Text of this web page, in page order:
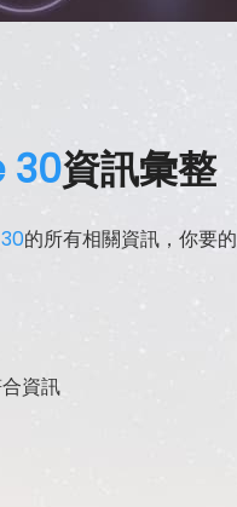
30資訊彙整
的所有相關資訊，你要的
資訊